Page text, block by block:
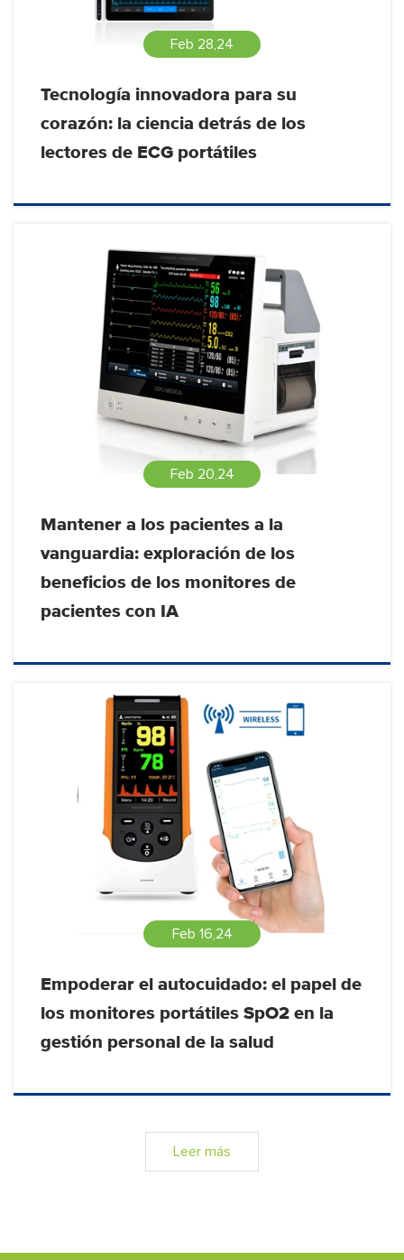
Feb 28,24
Tecnología innovadora para su
corazón: la ciencia detrás de los
lectores de ECG portátiles
Feb 20,24
Mantener a los pacientes a la
vanguardia: exploración de los
beneficios de los monitores de
pacientes con IA
Feb 16,24
Empoderar el autocuidado: el papel de
los monitores portátiles SpO2 en la
gestión personal de la salud
Leer más